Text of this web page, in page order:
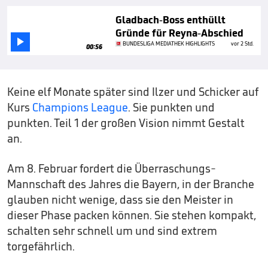
 00:56
Gladbach-Boss enthüllt
Gründe für Reyna-Abschied
BUNDESLIGA MEDIATHEK HIGHLIGHTS vor 2 Std.
Keine elf Monate später sind Ilzer und Schicker auf
Kurs Champions League. Sie punkten und
punkten. Teil 1 der großen Vision nimmt Gestalt
an.
Am 8. Februar fordert die Überraschungs-
Mannschaft des Jahres die Bayern, in der Branche
glauben nicht wenige, dass sie den Meister in
dieser Phase packen können. Sie stehen kompakt,
schalten sehr schnell um und sind extrem
torgefährlich.